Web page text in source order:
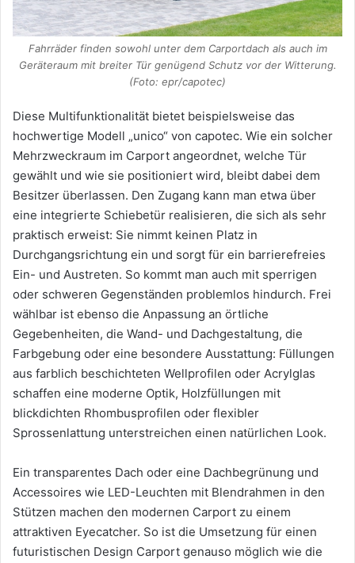
Fahrräder finden sowohl unter dem Carportdach als auch im
Geräteraum mit breiter Tür genügend Schutz vor der Witterung.
(Foto: epr/capotec)
Diese Multifunktionalität bietet beispielsweise das
hochwertige Modell „unico“ von capotec. Wie ein solcher
Mehrzweckraum im Carport angeordnet, welche Tür
gewählt und wie sie positioniert wird, bleibt dabei dem
Besitzer überlassen. Den Zugang kann man etwa über
eine integrierte Schiebetür realisieren, die sich als sehr
praktisch erweist: Sie nimmt keinen Platz in
Durchgangsrichtung ein und sorgt für ein barrierefreies
Ein- und Austreten. So kommt man auch mit sperrigen
oder schweren Gegenständen problemlos hindurch. Frei
wählbar ist ebenso die Anpassung an örtliche
Gegebenheiten, die Wand- und Dachgestaltung, die
Farbgebung oder eine besondere Ausstattung: Füllungen
aus farblich beschichteten Wellprofilen oder Acrylglas
schaffen eine moderne Optik, Holzfüllungen mit
blickdichten Rhombusprofilen oder flexibler
Sprossenlattung unterstreichen einen natürlichen Look.
Ein transparentes Dach oder eine Dachbegrünung und
Accessoires wie LED-Leuchten mit Blendrahmen in den
Stützen machen den modernen Carport zu einem
attraktiven Eyecatcher. So ist die Umsetzung für einen
futuristischen Design Carport genauso möglich wie die